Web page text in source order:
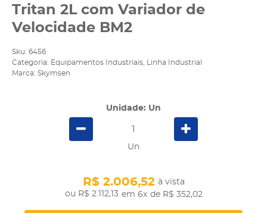
Tritan 2L com Variador de
Velocidade BM2
Sku: 6456
Categoria: Equipamentos Industriais
Linha Industrial
Marca: Skymsen
Unidade: Un
Un
R$ 2.112,13
R$ 2.006,52 à vista
em 6x de R$ 352,02